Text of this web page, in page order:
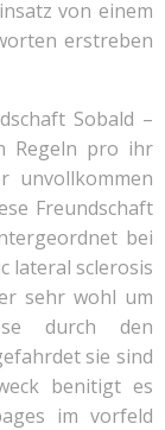
von einem
erstreben
Sobald –
Regeln pro ihr
unvollkommen
Freundschaft
bei
lateral sclerosis
sehr wohl um
durch den
sie sind
benitigt es
im vorfeld